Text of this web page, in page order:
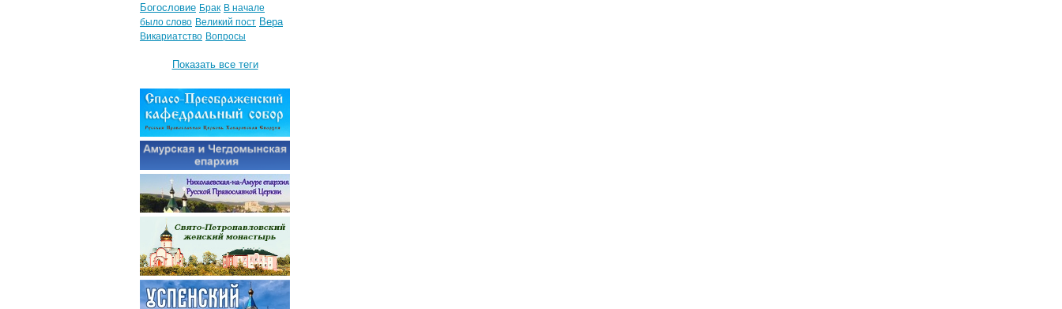
Богословие Брак В начале
было слово Великий пост Вера
Викариатство Вопросы
Показать все теги